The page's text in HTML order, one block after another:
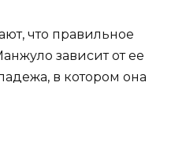
что правильное
зависит от ее
в котором она